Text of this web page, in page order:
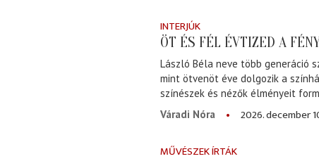
INTERJÚK
ÖT ÉS FÉL ÉVTIZED A
László Béla neve több generáció
mint ötvenöt éve dolgozik a
színészek és nézők élményeit
Váradi Nóra
2026. december
MŰVÉSZEK ÍRTÁK